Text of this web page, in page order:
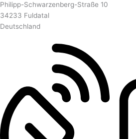
Philipp-Schwarzenberg-Straße 10
34233 Fuldatal
Deutschland